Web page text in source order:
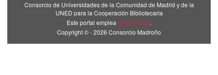
Consorcio de Universidades de la Comunidad de Madrid y de la
UNED para la Cooperación Bibliotecaria
Este portal emplea Brújula Plus.
Copyright © - 2026 Consorcio Madroño